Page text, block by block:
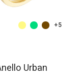
Urban
+5